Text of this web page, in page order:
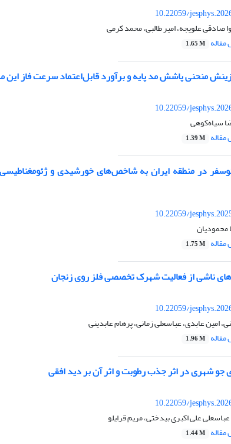
10.22059/
علویجه، امیر طالبی، محمد کرمی
1.65 M
منحنی‌ پاشش مد پایه و برآورد قابل‌اعتماد سرعت فاز
10.22059/
سیاه‌کوهی
1.39 M
در منطقه ایران به شاخص‌های خورشیدی و
10.22059/
1.75 M
ناشی از فعالیت شهرک تخصصی فلز روی زنجان
10.22059/
امین عابدی، عباسعلی زمانی، پرهام عابدینی
1.96 M
شهری در اثر جذب رطوبت و اثر آن بر دید افقی
10.22059/
علی اکبری بیدختی، مریم قرایلو
1.44 M